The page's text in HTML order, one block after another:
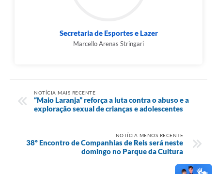
Secretaria de Esportes e Lazer
Marcello Arenas Stringari
NOTÍCIA MAIS RECENTE
“Maio Laranja” reforça a luta contra o abuso e a
exploração sexual de crianças e adolescentes
NOTÍCIA MENOS RECENTE
38º Encontro de Companhias de Reis será neste
domingo no Parque da Cultura